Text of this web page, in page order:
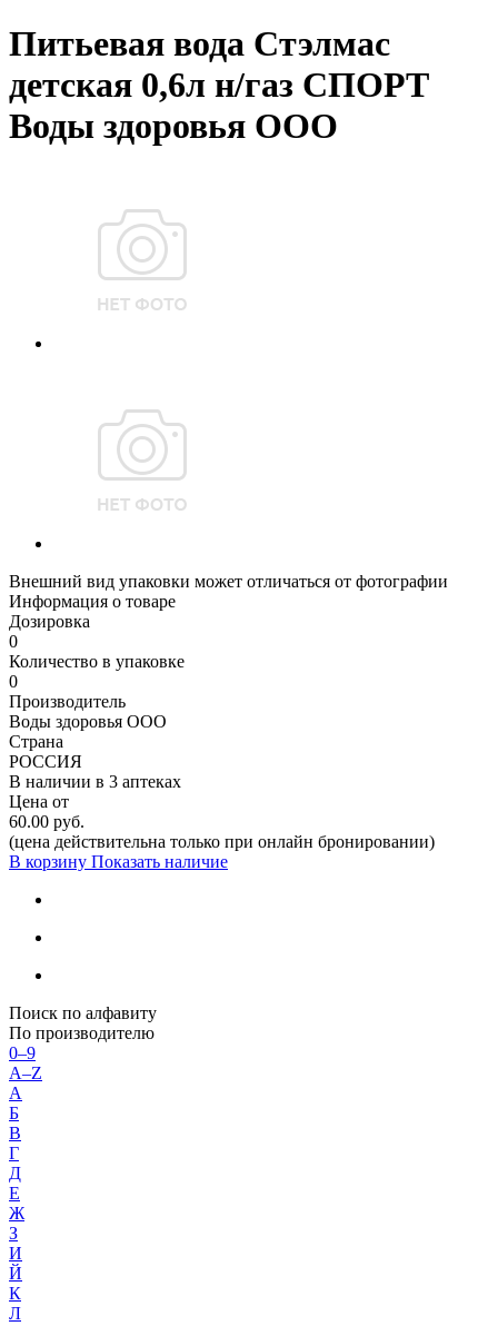
Питьевая вода Стэлмас
детская 0,6л н/газ СПОРТ
Воды здоровья ООО
Внешний вид упаковки может отличаться от фотографии
Информация о товаре
Дозировка
0
Количество в упаковке
0
Производитель
Воды здоровья ООО
Страна
РОССИЯ
В наличии в 3 аптеках
Цена от
60.00 руб.
(цена действительна только при онлайн бронировании)
В корзину Показать наличие
Поиск по алфавиту
По производителю
0–9
A–Z
А
Б
В
Г
Д
Е
Ж
З
И
Й
К
Л